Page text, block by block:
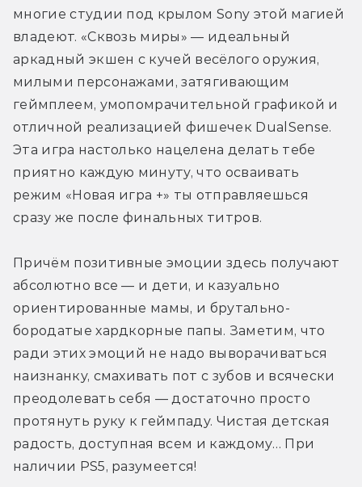
многие студии под крылом Sony этой магией
владеют. «Сквозь миры» — идеальный
аркадный экшен с кучей весёлого оружия,
милыми персонажами, затягивающим
геймплеем, умопомрачительной графикой и
отличной реализацией фишечек DualSense.
Эта игра настолько нацелена делать тебе
приятно каждую минуту, что осваивать
режим «Новая игра +» ты отправляешься
сразу же после финальных титров.
Причём позитивные эмоции здесь получают
абсолютно все — и дети, и казуально
ориентированные мамы, и брутально-
бородатые хардкорные папы. Заметим, что
ради этих эмоций не надо выворачиваться
наизнанку, смахивать пот с зубов и всячески
преодолевать себя — достаточно просто
протянуть руку к геймпаду. Чистая детская
радость, доступная всем и каждому… При
наличии PS5, разумеется!